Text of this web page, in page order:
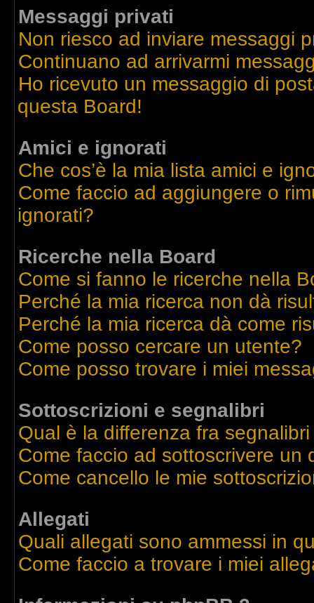
Messaggi privati
Non riesco ad inviare messaggi
Continuano ad arrivarmi
Ho ricevuto un messaggio di
questa Board!
Amici e ignorati
Che cos’è la mia lista amici e
Come faccio ad aggiungere o
ignorati?
Ricerche nella Board
Come si fanno le ricerche nella
Perché la mia ricerca non dà
Perché la mia ricerca dà come
Come posso cercare un utente?
Come posso trovare i miei
Sottoscrizioni e segnalibri
Qual è la differenza fra
Come faccio ad sottoscrivere un
Come cancello le mie
Allegati
Quali allegati sono ammessi in
Come faccio a trovare i miei